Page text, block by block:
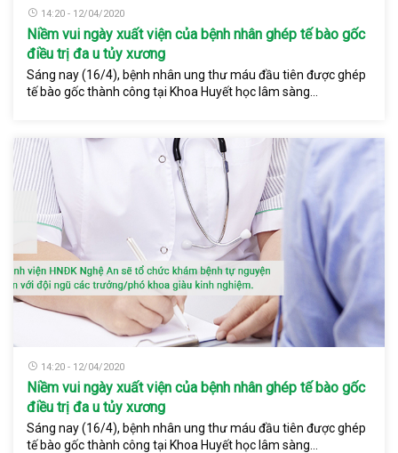
14:20 - 12/04/2020
Niềm vui ngày xuất viện của bệnh nhân ghép tế bào gốc
điều trị đa u tủy xương
Sáng nay (16/4), bệnh nhân ung thư máu đầu tiên được ghép
tế bào gốc thành công tại Khoa Huyết học lâm sàng...
14:20 - 12/04/2020
Niềm vui ngày xuất viện của bệnh nhân ghép tế bào gốc
điều trị đa u tủy xương
Sáng nay (16/4), bệnh nhân ung thư máu đầu tiên được ghép
tế bào gốc thành công tại Khoa Huyết học lâm sàng...